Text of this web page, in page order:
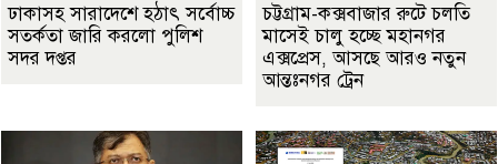
ঢাকাসহ সারাদেশে হঠাৎ সর্বোচ্চ
সতর্কতা জা‌রি করলো পুলিশ
সদর দপ্তর
চট্টগ্রাম-কক্সবাজার রুটে চলতি
মাসেই চালু হচ্ছে মহানগর
এক্সপ্রেস, আসছে আরও নতুন
আন্তঃনগর ট্রেন